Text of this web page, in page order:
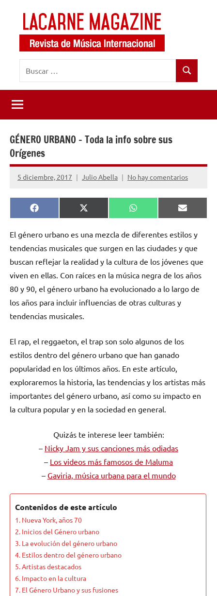
contenido
LaCarne
Magazine
de
música
internacional
Buscar
GÉNERO URBANO – Toda la info sobre sus
Orígenes
5 diciembre, 2017 Julio Abella No hay comentarios
Compartir
en
Facebook
Compartir
en
X
(Twitter)
Compartir
en
WhatsApp
en
Email
El género urbano es una mezcla de diferentes estilos y
tendencias musicales que surgen en las ciudades y que
buscan reflejar la realidad y la cultura de los jóvenes que
viven en ellas. Con raíces en la música negra de los años
80 y 90, el género urbano ha evolucionado a lo largo de
los años para incluir influencias de otras culturas y
tendencias musicales.
El rap, el reggaeton, el trap son solo algunos de los
estilos dentro del género urbano que han ganado
popularidad en los últimos años. En este artículo,
exploraremos la historia, las tendencias y los artistas más
importantes del género urbano, así como su impacto en
la cultura popular y en la sociedad en general.
Quizás te interese leer también:
– Nicky Jam y sus canciones más odiadas
– Los videos más famosos de Maluma
– Gaviria, música urbana para el mundo
Contenidos de este artículo
Nueva York, años 70
Inicios del Género urbano
La evolución del género urbano
Estilos dentro del género urbano
Artistas destacados
Impacto en la cultura
El Género Urbano y sus fusiones